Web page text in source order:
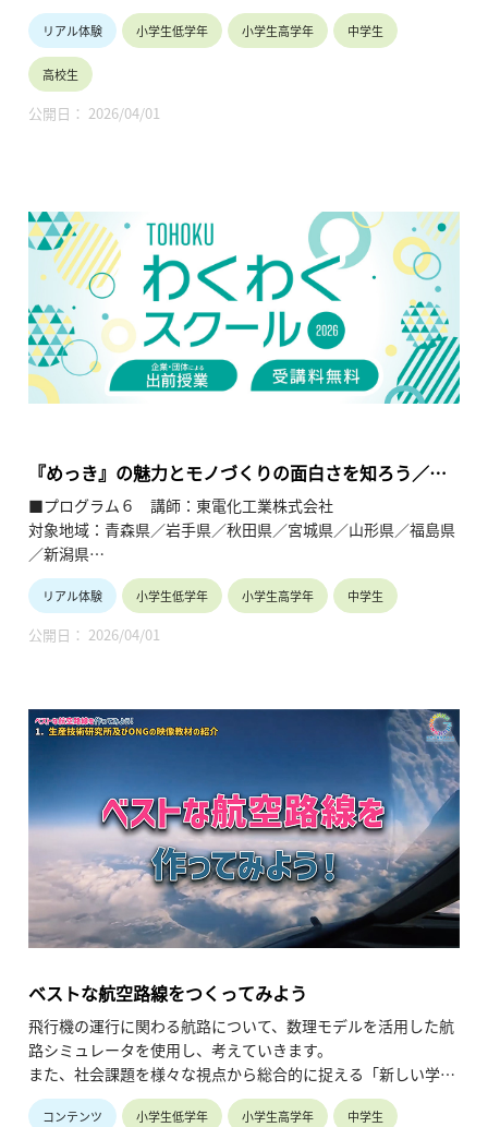
【テーマ】
①建築士の仕事とは？
②地元の材料で家づくり
③住宅の省エネ、日本と世界の違い
③国が進めるZEHがなぜ推進されているのかを知る。
【TOHOKUわくわくスクール】主催：公益財団法人東北活性化
研究センター（https://www.kasseiken.jp/）
東北6県ならびに新潟県の小学生・中学生・高校生を対象と
し、当地域に所在し活躍している様々な分野の企業や団体とを
繋ぐ出前授業です。学問の面白さ・楽しさに触れつつ、地元の
企業や団体の活動内容に触れることで、地元の地域社会・産業
リアル体験 小学生低学年 小学生高学年 中学生
高校生
公開日： 2026/04/01
『めっき』の魅力とモノづくりの面白さを知ろう／
SDGsへの関わり方について考えてみよう
■プログラム６ 講師：東電化工業株式会社
対象地域：青森県／岩手県／秋田県／宮城県／山形県／福島県
／新潟県
【テーマ】
・めっきの魅力とモノづくりの面白さを知ろう
・ＳＤＧｓへの関わり方について考えてみよう
・めっき自動装置の見学と、完全手作業の組立加工の紹介を通
して、モノづくりの面白さと製造業について理解を深めてもら
・当社でのＳＤＧｓの取り組みを紹介し、自分たちでできるこ
とも考えてもらう。
【TOHOKUわくわくスクール】主催：公益財団法人東北活性化
研究センター（https://www.kasseiken.jp/）
東北6県ならびに新潟県の小学生・中学生・高校生を対象と
し、当地域に所在し活躍している様々な分野の企業や団体とを
企業や団体の活動内容に触れることで、地元の地域社会・産業
の理解を深めると共に、将来の選択肢の参考としてもらうこと
を目的とします。
リアル体験 小学生低学年 小学生高学年 中学生
公開日： 2026/04/01
ベストな航空路線をつくってみよう
飛行機の運行に関わる航路について、数理モデルを活用した航
路シミュレータを使用し、考えていきます。
また、社会課題を様々な視点から総合的に捉える「新しい学
び」を展開し、最新の研究について学びます。
コンテンツ 小学生低学年 小学生高学年 中学生